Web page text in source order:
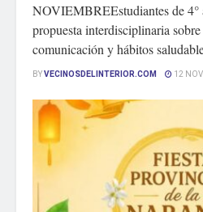
NOVIEMBREEstudiantes de 4°
propuesta interdisciplinaria
comunicación y hábitos
BYVECINOSDELINTERIOR.COM 12